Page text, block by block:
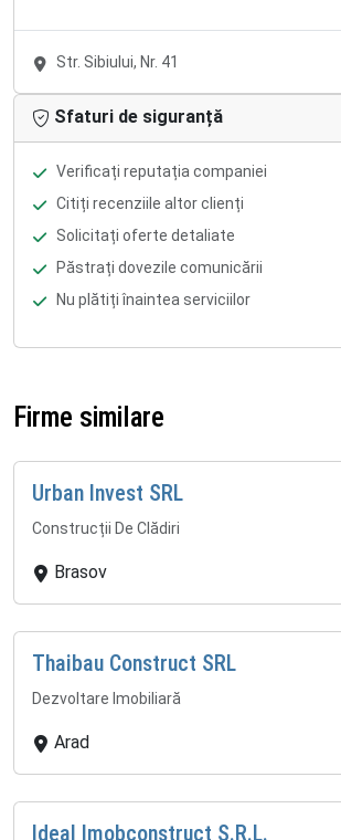
Str. Sibiului, Nr. 41
Sfaturi de siguranță
Verificați reputația companiei
Citiți recenziile altor clienți
Solicitați oferte detaliate
Păstrați dovezile comunicării
Nu plătiți înaintea serviciilor
Firme similare
Urban Invest SRL
Construcții De Clădiri
Brasov
Thaibau Construct SRL
Dezvoltare Imobiliară
Arad
Ideal Imobconstruct S.R.L.